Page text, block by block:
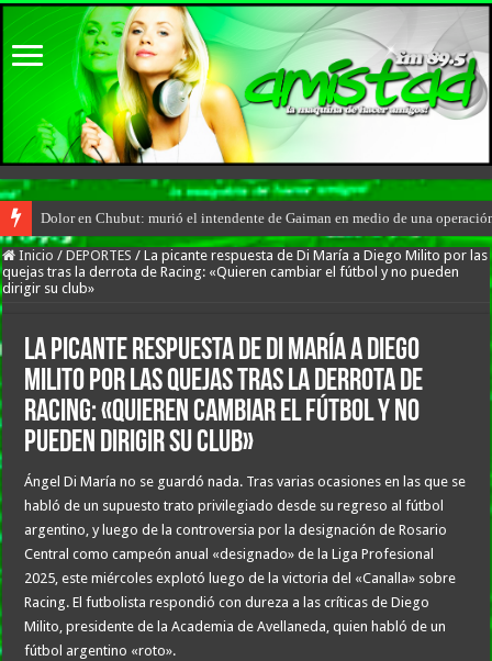
Dolor en Chubut: murió el intendente de Gaiman en medio de una
Inicio / DEPORTES / La picante respuesta de Di María a Diego Milito por las
quejas tras la derrota de Racing: «Quieren cambiar el fútbol y no pueden
dirigir su club»
La picante respuesta de Di María a Diego
Milito por las quejas tras la derrota de
Racing: «Quieren cambiar el fútbol y no
pueden dirigir su club»
Ángel Di María no se guardó nada. Tras varias ocasiones en las que se
habló de un supuesto trato privilegiado desde su regreso al fútbol
argentino, y luego de la controversia por la designación de Rosario
Central como campeón anual «designado» de la Liga Profesional
2025, este miércoles explotó luego de la victoria del «Canalla» sobre
Racing. El futbolista respondió con dureza a las críticas de Diego
Milito, presidente de la Academia de Avellaneda, quien habló de un
fútbol argentino «roto».